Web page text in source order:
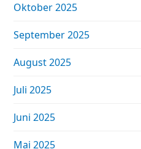
Oktober 2025
September 2025
August 2025
Juli 2025
Juni 2025
Mai 2025